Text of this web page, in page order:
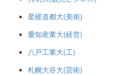
星槎道都大(美術)
愛知産業大(経営)
八戸工業大(工)
札幌大谷大(芸術)